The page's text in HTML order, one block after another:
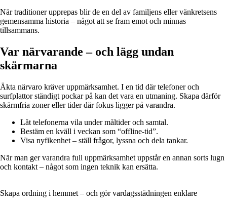
När traditioner upprepas blir de en del av familjens eller vänkretsens
gemensamma historia – något att se fram emot och minnas
tillsammans.
Var närvarande – och lägg undan
skärmarna
Äkta närvaro kräver uppmärksamhet. I en tid där telefoner och
surfplattor ständigt pockar på kan det vara en utmaning. Skapa därför
skärmfria zoner eller tider där fokus ligger på varandra.
Låt telefonerna vila under måltider och samtal.
Bestäm en kväll i veckan som “offline-tid”.
Visa nyfikenhet – ställ frågor, lyssna och dela tankar.
När man ger varandra full uppmärksamhet uppstår en annan sorts lugn
och kontakt – något som ingen teknik kan ersätta.
Skapa ordning i hemmet – och gör vardagsstädningen enklare